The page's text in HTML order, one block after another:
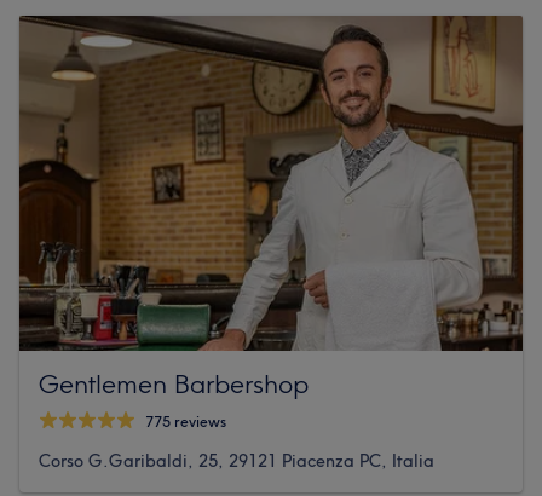
Gentlemen Barbershop
775 reviews
Corso G.Garibaldi, 25, 29121 Piacenza PC, Italia